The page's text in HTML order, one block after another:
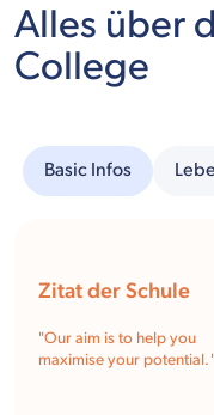
Alles über
College
Basic Infos
Zitat der Schule
"Our aim is to help you
maximise your potential.